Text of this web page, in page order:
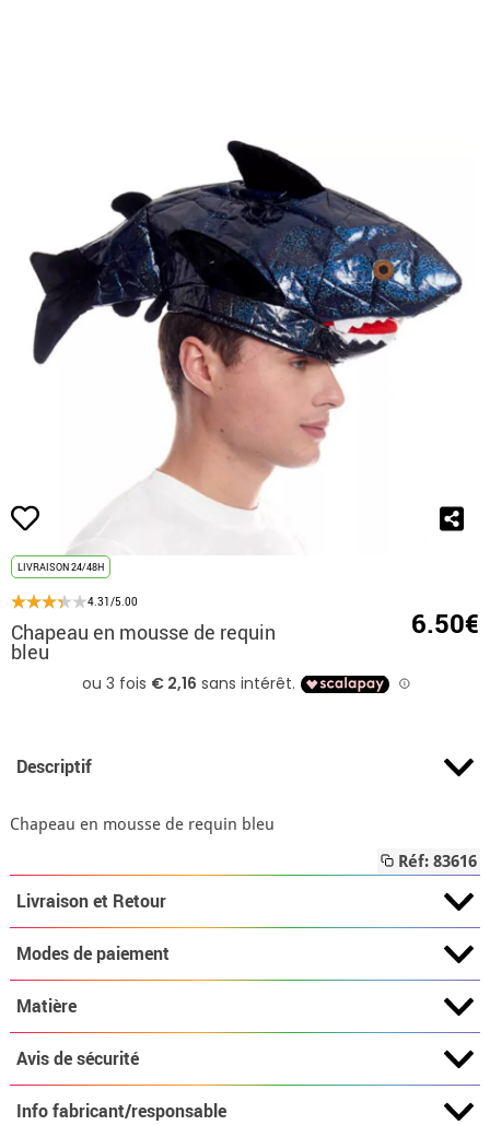
LIVRAISON 24/48H
4.31/5.00
Chapeau en mousse de requin
bleu
6.50€
Descriptif
Chapeau en mousse de requin bleu
Réf: 83616
Livraison et Retour
Modes de paiement
Matière
Avis de sécurité
Info fabricant/responsable